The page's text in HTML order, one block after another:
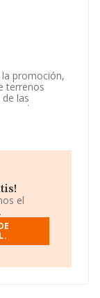
promoción,
terrenos
las
la
al por mayor
no
y
ha tenido
media de
B38580593,
Santa
el